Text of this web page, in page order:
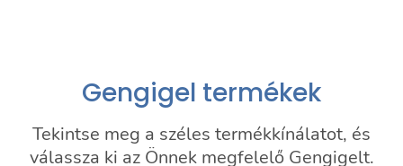
Gengigel termékek
Tekintse meg a széles termékkínálatot, és
válassza ki az Önnek megfelelő Gengigelt.